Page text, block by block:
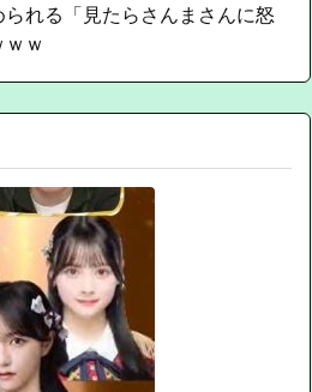
れる「見たらさんまさんに怒
ｗ